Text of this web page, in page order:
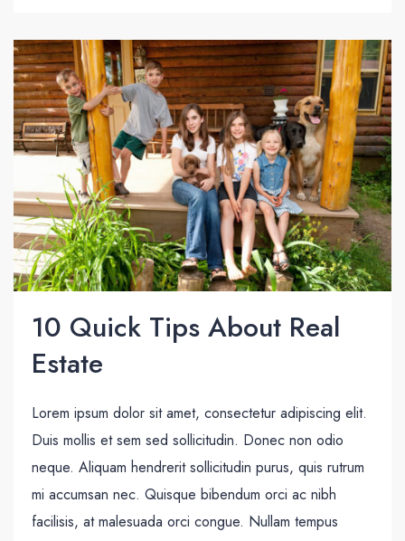
10 Quick Tips About Real
Estate
Lorem ipsum dolor sit amet, consectetur adipiscing elit.
Duis mollis et sem sed sollicitudin. Donec non odio
neque. Aliquam hendrerit sollicitudin purus, quis rutrum
mi accumsan nec. Quisque bibendum orci ac nibh
facilisis, at malesuada orci congue. Nullam tempus